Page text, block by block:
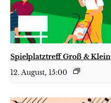
Spielplatztreff Groß & Klein
12. August, 15:00